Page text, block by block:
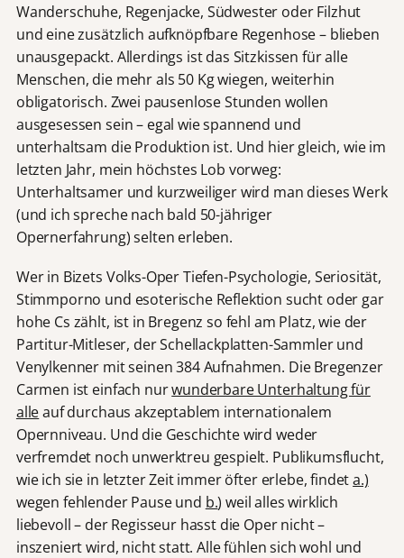
Wanderschuhe, Regenjacke, Südwester oder Filzhut
und eine zusätzlich aufknöpfbare Regenhose – blieben
unausgepackt. Allerdings ist das Sitzkissen für alle
Menschen, die mehr als 50 Kg wiegen, weiterhin
obligatorisch. Zwei pausenlose Stunden wollen
ausgesessen sein – egal wie spannend und
unterhaltsam die Produktion ist. Und hier gleich, wie im
letzten Jahr, mein höchstes Lob vorweg:
Unterhaltsamer und kurzweiliger wird man dieses Werk
(und ich spreche nach bald 50-jähriger
Opernerfahrung) selten erleben.
Wer in Bizets Volks-Oper Tiefen-Psychologie, Seriosität,
Stimmporno und esoterische Reflektion sucht oder gar
hohe Cs zählt, ist in Bregenz so fehl am Platz, wie der
Partitur-Mitleser, der Schellackplatten-Sammler und
Venylkenner mit seinen 384 Aufnahmen. Die Bregenzer
Carmen ist einfach nurwunderbare Unterhaltung für
alleauf durchaus akzeptablem internationalem
Opernniveau. Und die Geschichte wird weder
verfremdet noch unwerktreu gespielt. Publikumsflucht,
wie ich sie in letzter Zeit immer öfter erlebe, findeta.)
wegen fehlender Pause und b.) weil alles wirklich
liebevoll – der Regisseur hasst die Oper nicht –
inszeniert wird, nicht statt. Alle fühlen sich wohl und